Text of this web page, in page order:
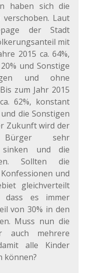
haben sich die
Laut
der Stadt
mit
2015 ca. 64%,
und Sonstige
und ohne
zum Jahr 2015
62%, konstant
die Sonstigen
Zukunft wird der
sehr
sinken und die
Sollten die
und
gleichverteilt
dass es immer
von 30% in den
Muss nun die
auch mehrere
alle Kinder
können?